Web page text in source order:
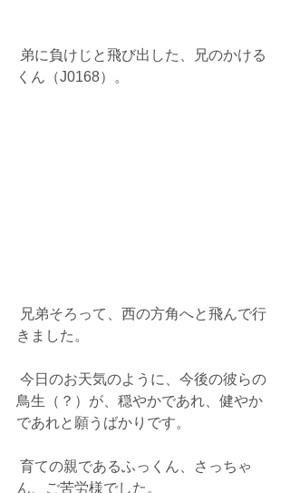
くん（J0168）。
きました。
鳥生（？）が、穏やかであれ、健やか
であれと願うばかりです。
ん、ご苦労様でした。